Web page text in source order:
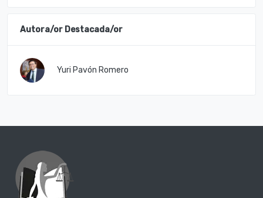
Autora/or Destacada/or
Yuri Pavón Romero